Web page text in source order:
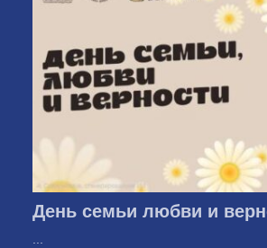
День семьи любви и